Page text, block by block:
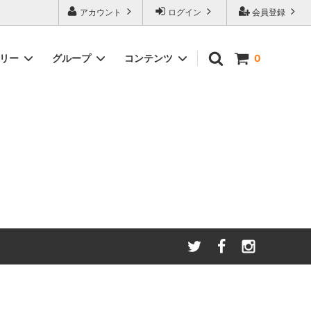
会員登録
ログイン
アカウント
0
ー グループ コンテンツ